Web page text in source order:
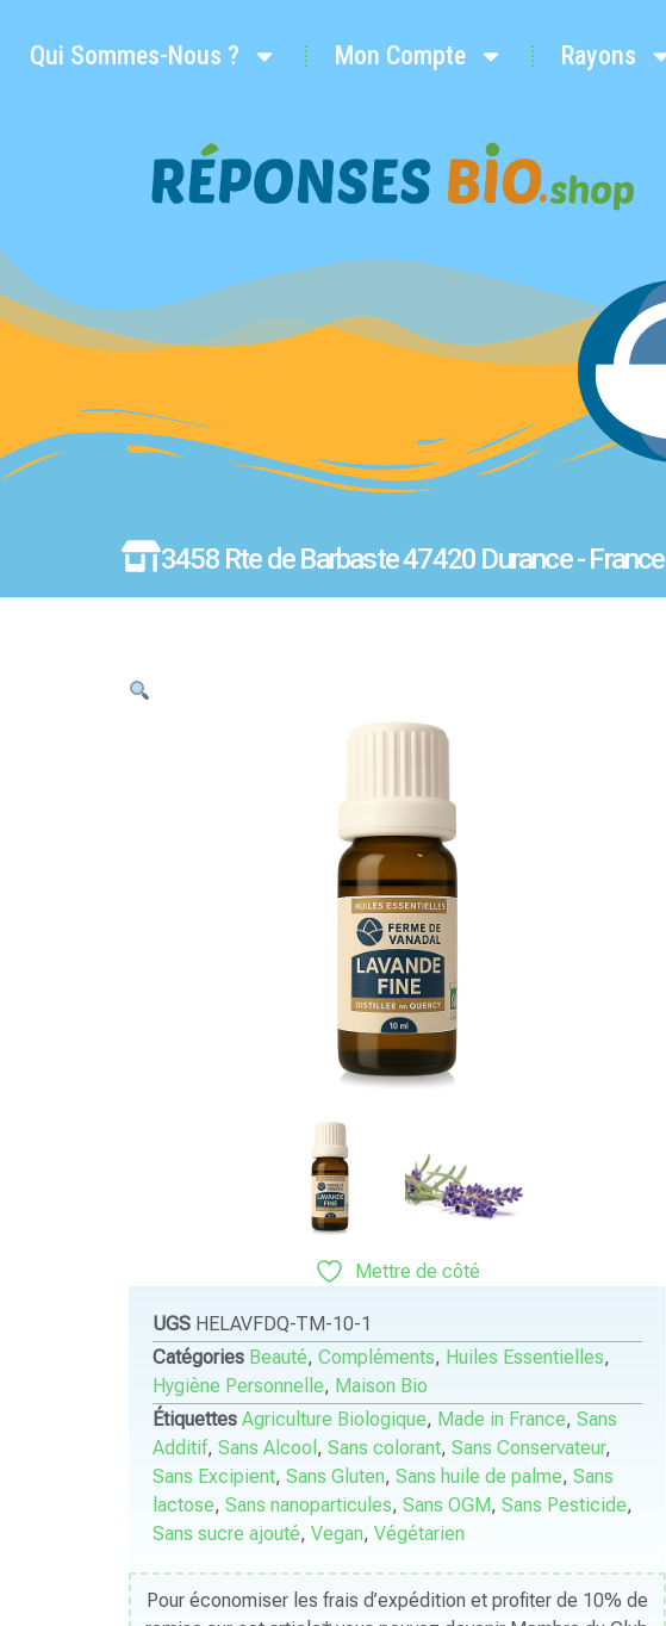
Qui Sommes-Nous ? Mon Compte Rayons
3458 Rte de Barbaste 47420 Durance - France
Mettre de côté
UGS HELAVFDQ-TM-10-1
Catégories Beauté, Compléments, Huiles Essentielles,
Hygiène Personnelle, Maison Bio
Étiquettes Agriculture Biologique, Made in France, Sans
Additif, Sans Alcool , Sans colorant, Sans Conservateur,
Sans Excipient, Sans Gluten, Sans huile de palme, Sans
lactose, Sans nanoparticules, Sans OGM, Sans Pesticide,
Sans sucre ajouté, Vegan, Végétarien
Pour économiser les frais d’expédition et profiter de 10% de